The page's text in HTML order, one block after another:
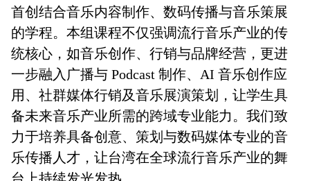
首创结合音乐内容制作、数码传播与音乐策展
的学程。本组课程不仅强调流行音乐产业的传
统核心，如音乐创作、行销与品牌经营，更进
一步融入广播与 Podcast 制作、AI 音乐创作应
用、社群媒体行销及音乐展演策划，让学生具
备未来音乐产业所需的跨域专业能力。我们致
力于培养具备创意、策划与数码媒体专业的音
乐传播人才，让台湾在全球流行音乐产业的舞